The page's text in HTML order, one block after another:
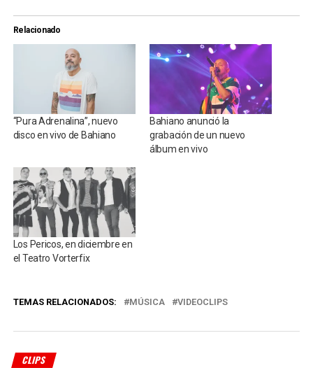
Relacionado
“Pura Adrenalina”, nuevo
disco en vivo de Bahiano
Bahiano anunció la
grabación de un nuevo
álbum en vivo
Los Pericos, en diciembre en
el Teatro Vorterfix
TEMAS RELACIONADOS: MÚSICA VIDEOCLIPS
CLIPS